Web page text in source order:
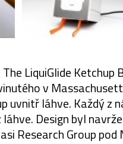
LiquiGlide Ketchup
v
uvnitř láhve. Každý z
Design byl
Research Group pod